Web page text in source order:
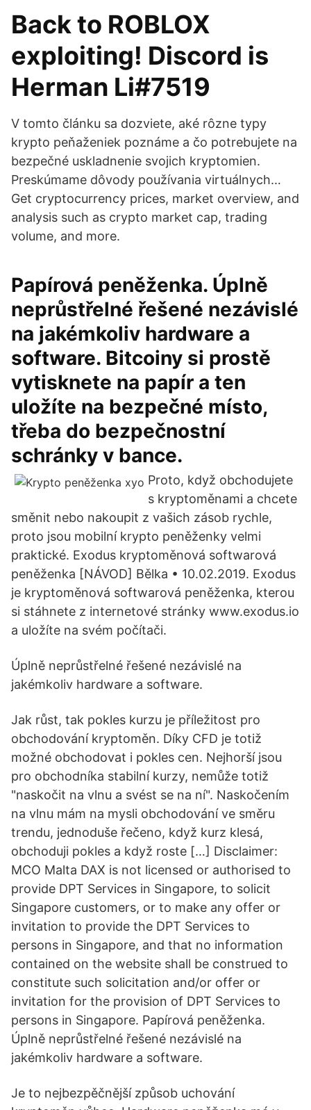
Back to ROBLOX
exploiting! Discord is
Herman Li#7519
V tomto článku sa dozviete, aké rôzne typy
krypto peňaženiek poznáme a čo potrebujete na
bezpečné uskladnenie svojich kryptomien.
Preskúmame dôvody používania virtuálnych…
Get cryptocurrency prices, market overview, and
analysis such as crypto market cap, trading
volume, and more.
Papírová peněženka. Úplně
neprůstřelné řešené nezávislé
na jakémkoliv hardware a
software. Bitcoiny si prostě
vytisknete na papír a ten
uložíte na bezpečné místo,
třeba do bezpečnostní
schránky v bance.
Proto, když obchodujete
s kryptoměnami a chcete
směnit nebo nakoupit z vašich zásob rychle,
proto jsou mobilní krypto peněženky velmi
praktické. Exodus kryptoměnová softwarová
peněženka [NÁVOD] Bělka • 10.02.2019. Exodus
je kryptoměnová softwarová peněženka, kterou
si stáhnete z internetové stránky www.exodus.io
a uložíte na svém počítači.
Úplně neprůstřelné řešené nezávislé na
jakémkoliv hardware a software.
Jak růst, tak pokles kurzu je příležitost pro
obchodování kryptoměn. Díky CFD je totiž
možné obchodovat i pokles cen. Nejhorší jsou
pro obchodníka stabilní kurzy, nemůže totiž
"naskočit na vlnu a svést se na ní". Naskočením
na vlnu mám na mysli obchodování ve směru
trendu, jednoduše řečeno, když kurz klesá,
obchoduji pokles a když roste […] Disclaimer:
MCO Malta DAX is not licensed or authorised to
provide DPT Services in Singapore, to solicit
Singapore customers, or to make any offer or
invitation to provide the DPT Services to
persons in Singapore, and that no information
contained on the website shall be construed to
constitute such solicitation and/or offer or
invitation for the provision of DPT Services to
persons in Singapore. Papírová peněženka.
Úplně neprůstřelné řešené nezávislé na
jakémkoliv hardware a software.
Je to nejbezpěčnější způsob uchování